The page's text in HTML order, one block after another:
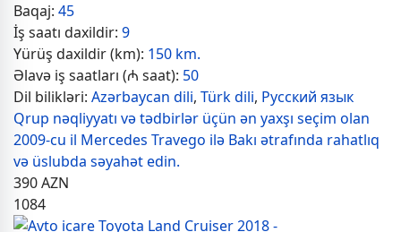
Baqaj: 45
İş saatı daxildir: 9
Yürüş daxildir (km): 150 km.
Əlavə iş saatları (₼ saat): 50
Dil bilikləri: Azərbaycan dili, Türk dili, Русский язык
Qrup nəqliyyatı və tədbirlər üçün ən yaxşı seçim olan
2009-cu il Mercedes Travego ilə Bakı ətrafında rahatlıq
və üslubda səyahət edin.
390AZN
1084